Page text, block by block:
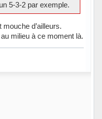
5-3-2 par exemple.
d’ailleurs.
milieu à ce moment là.